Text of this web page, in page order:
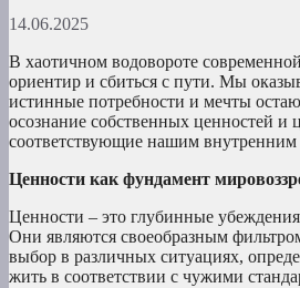
14.06.2025
В хаотичном водовороте
ориентир и сбиться с пути. Мы
истинные потребности и мечты
осознание собственных ценностей
соответствующие нашим
Ценности как фундамент
Ценности – это глубинные
Они являются своеобразным
выбор в различных ситуациях,
жить в соответствии с чужими